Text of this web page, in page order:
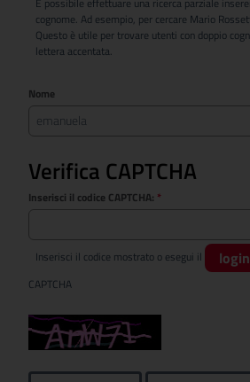
È possibile effettuare una ricerca parziale
cognome. Ad esempio, per cercare Mario
Questo è utile per trovare utenti con doppio
lettera accentata.
Nome
Verifica CAPTCHA
Inserisci il codice CAPTCHA: *
Inserisci il codice mostrato o esegui il login
CAPTCHA